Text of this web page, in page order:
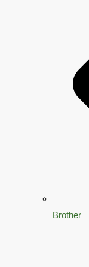
Brother